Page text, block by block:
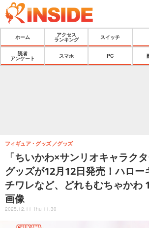
ホーム
アクセス
ランキング
スイッチ
読者
アンケート
スマホ PC
「ちいかわ×サンリオキャラク
グッズが12月12日発売！ハロー
チワレなど、どれもむちゃかわ
画像
フィギュア・グッズ グッズ
2025.12.11 Thu 11:30